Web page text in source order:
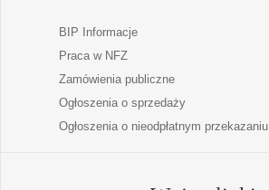
BIP Informacje
Praca w NFZ
Zamówienia publiczne
Ogłoszenia o sprzedaży
Ogłoszenia o nieodpłatnym przekazaniu